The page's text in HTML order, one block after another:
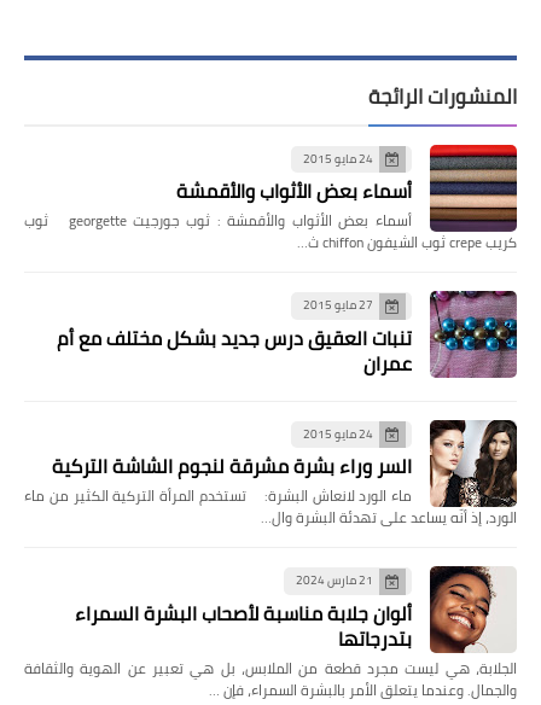
المنشورات الرائجة
24 مايو 2015
أسماء بعض الأثواب والأقمشة
أسماء بعض الأثواب والأقمشة : ثوب جورجيت georgette ثوب
كريب crepe ثوب الشيفون chiffon ث…
27 مايو 2015
تنبات العقيق درس جديد بشكل مختلف مع أم
عمران
24 مايو 2015
السر وراء بشرة مشرقة لنجوم الشاشة التركية
ماء الورد لانعاش البشرة: تستخدم المرأة التركية الكثير من ماء
الورد، إذ أنّه يساعد على تهدئة البشرة وال…
21 مارس 2024
ألوان جلابة مناسبة لأصحاب البشرة السمراء
بتدرجاتها
الجلابة، هي ليست مجرد قطعة من الملابس، بل هي تعبير عن الهوية والثقافة
والجمال. وعندما يتعلق الأمر بالبشرة السمراء، فإن …